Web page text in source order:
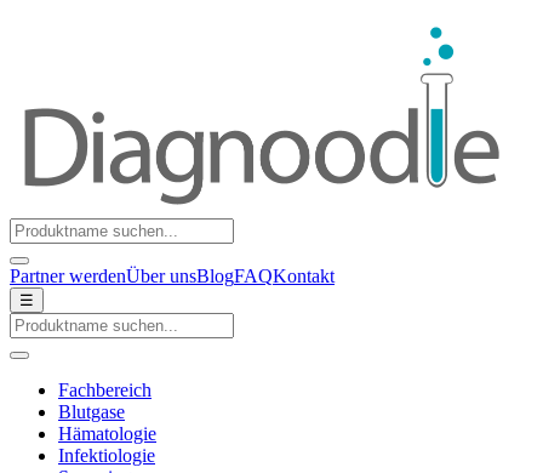
Partner werdenÜber unsBlogFAQKontakt
☰
Fachbereich
Blutgase
Hämatologie
Infektiologie